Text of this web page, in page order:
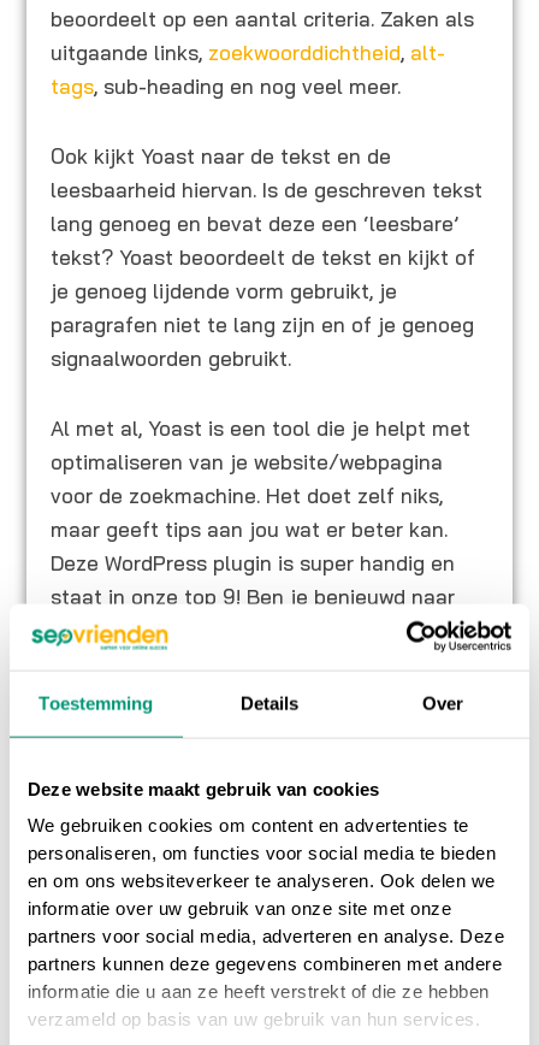
Toestemming Details Over
Deze website maakt gebruik van cookies
We gebruiken cookies om content en advertenties te
personaliseren, om functies voor social media te bieden
en om ons websiteverkeer te analyseren. Ook delen we
informatie over uw gebruik van onze site met onze
partners voor social media, adverteren en analyse. Deze
partners kunnen deze gegevens combineren met andere
informatie die u aan ze heeft verstrekt of die ze hebben
verzameld op basis van uw gebruik van hun services.
online marketing blog
interessante artikelen over online marketing, of
ga terug naar onsonline marketing
woordenboek.
Heb je nog vragen overYoast, neem dan gerust
contact met ons op.
beoordeelt op een aantal criteria. Zaken als
uitgaande links, zoekwoorddichtheid, alt-
tags, sub-heading en nog veel meer.
Ook kijkt Yoast naar de tekst en de
leesbaarheid hiervan. Is de geschreven tekst
lang genoeg en bevat deze een ‘leesbare’
tekst? Yoast beoordeelt de tekst en kijkt of
je genoeg lijdende vorm gebruikt, je
paragrafen niet te lang zijn en of je genoeg
signaalwoorden gebruikt.
Al met al, Yoast is een tool die je helpt met
optimaliseren van je website/webpagina
voor de zoekmachine. Het doet zelf niks,
maar geeft tips aan jou wat er beter kan.
Deze WordPress plugin is super handig en
staat in onze top 9! Ben je benieuwd naar
onze overige 9